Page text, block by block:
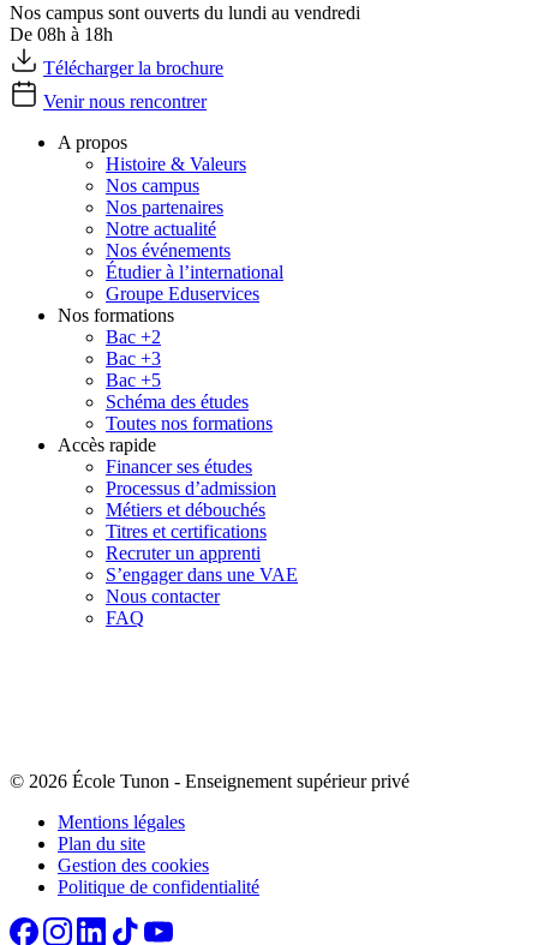
Nos campus sont ouverts du lundi au vendredi
De 08h à 18h
Télécharger la brochure
Venir nous rencontrer
A propos
Histoire & Valeurs
Nos campus
Nos partenaires
Notre actualité
Nos événements
Étudier à l’international
Groupe Eduservices
Nos formations
Bac +2
Bac +3
Bac +5
Schéma des études
Toutes nos formations
Accès rapide
Financer ses études
Processus d’admission
Métiers et débouchés
Titres et certifications
Recruter un apprenti
S’engager dans une VAE
Nous contacter
FAQ
© 2026 École Tunon - Enseignement supérieur privé
Mentions légales
Plan du site
Gestion des cookies
Politique de confidentialité